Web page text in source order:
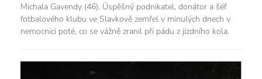
Michala Gavendy (46). Úspěšný podnikatel, donátor a šéf
fotbalového klubu ve Slavkově zemřel v minulých dnech v
nemocnici poté, co se vážně zranil při pádu z jízdního kola.